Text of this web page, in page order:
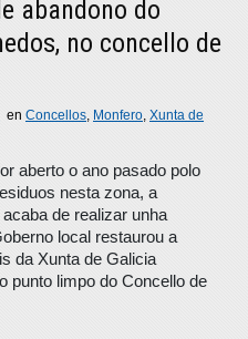
abandono do
no concello de
en Concellos, Monfero, Xunta de
aberto o ano pasado polo
nesta zona, a
de realizar unha
local restaurou a
da Xunta de Galicia
punto limpo do Concello de